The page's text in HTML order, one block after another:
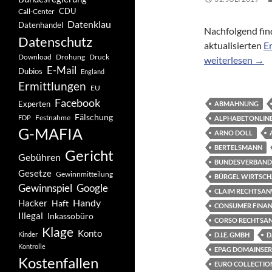
Nachfolgend
aktualisierten
Neue und/oder
weiterlesen →
ABMAHNUNG
ARNO DOLL
BERTELSMANN
BÜRGEL
CLAIM
CONSUMER
CORSO
D.I.E. GMBH
EPAG
EURO
Call-Center CDU
Datenhandel Datenklau
Datenschutz
Download Drohung Druck
Dubios E-Mail England
Ermittlungen EU
Experten Facebook
FDP Festnahme Fälschung
G-MAFIA
Gebühren Gericht
Gesetze Gewinnmitteilung
Gewinnspiel Google
Hacker Haft Handy
Illegal Inkassobüro
Kinder Klage Konto
Kontrolle
Kostenfallen